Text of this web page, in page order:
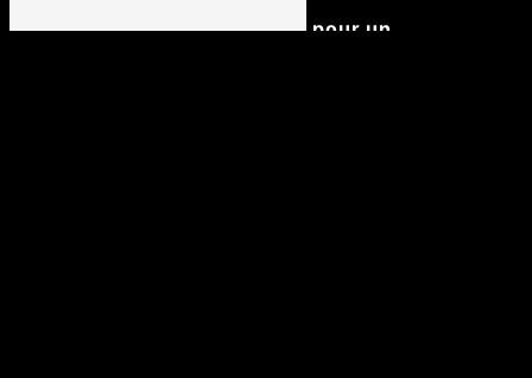
Une approche holistique pour un